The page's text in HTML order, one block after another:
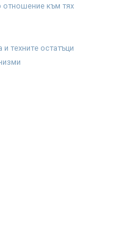
отношение към тях
техните остатъци